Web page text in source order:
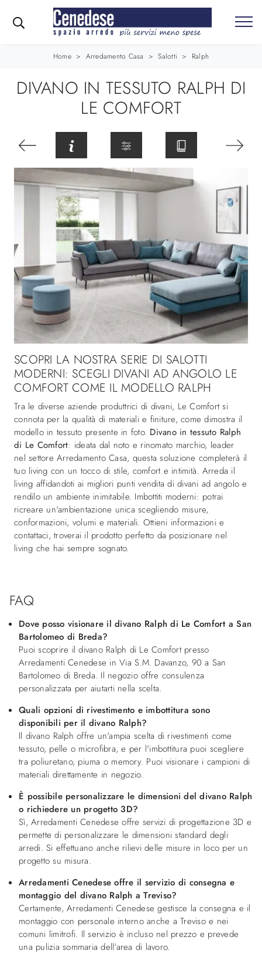
Home > Arredamento Casa > Salotti > Ralph
DIVANO IN TESSUTO RALPH DI
LE COMFORT
SCOPRI LA NOSTRA SERIE DI SALOTTI
MODERNI: SCEGLI DIVANI AD ANGOLO LE
COMFORT COME IL MODELLO RALPH
Tra le diverse aziende produttrici di divani, Le Comfort si
connota per la qualità di materiali e finiture, come dimostra il
modello in tessuto presente in foto. Divano in tessuto Ralph
di Le Comfort: ideata dal noto e rinomato marchio, leader
nel settore Arredamento Casa, questa soluzione completerà il
tuo living con un tocco di stile, comfort e intimità. Arreda il
living affidandoti ai migliori punti vendita di divani ad angolo e
rendilo un ambiente inimitabile. Imbottiti moderni: potrai
ricreare un'ambientazione unica scegliendo misure,
conformazioni, volumi e materiali. Ottieni informazioni e
contattaci, troverai il prodotto perfetto da posizionare nel
living che hai sempre sognato.
FAQ
Dove posso visionare il divano Ralph di Le Comfort a San
Bartolomeo di Breda?
Puoi scoprire il divano Ralph di Le Comfort presso
Arredamenti Cenedese in Via S.M. Davanzo, 90 a San
Bartolomeo di Breda. Il negozio offre consulenza
personalizzata per aiutarti nella scelta.
Quali opzioni di rivestimento e imbottitura sono
disponibili per il divano Ralph?
Il divano Ralph offre un'ampia scelta di rivestimenti come
tessuto, pelle o microfibra, e per l'imbottitura puoi scegliere
tra poliuretano, piuma o memory. Puoi visionare i campioni di
materiali direttamente in negozio.
È possibile personalizzare le dimensioni del divano Ralph
o richiedere un progetto 3D?
Sì, Arredamenti Cenedese offre servizi di progettazione 3D e
permette di personalizzare le dimensioni standard degli
arredi. Si effettuano anche rilievi delle misure in loco per un
progetto su misura.
Arredamenti Cenedese offre il servizio di consegna e
montaggio del divano Ralph a Treviso?
Certamente, Arredamenti Cenedese gestisce la consegna e il
montaggio con personale interno anche a Treviso e nei
comuni limitrofi. Il servizio è incluso nel prezzo e prevede
una pulizia sommaria dell'area di lavoro.